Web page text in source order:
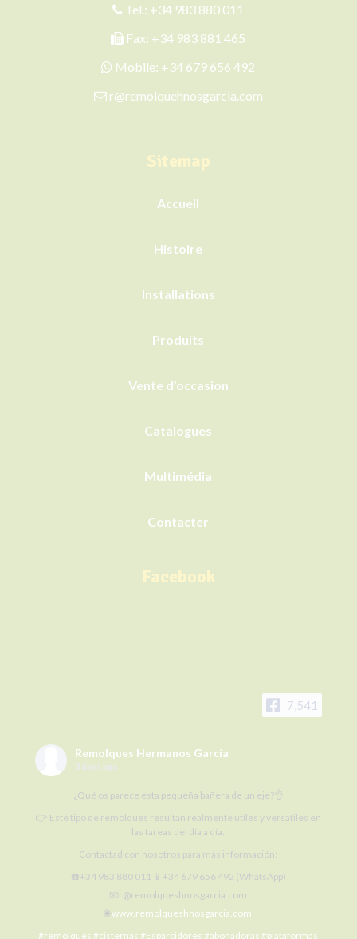
Tel.: +34 983 880 011
Fax: +34 983 881 465
Mobile: +34 679 656 492
r@remolquehnosgarcia.com
Sitemap
Accueil
Histoire
Installations
Produits
Vente d’occasion
Catalogues
Multimédia
Contacter
Facebook
7,541
Remolques Hermanos García
3 days ago
¿Qué os parece esta pequeña bañera de un eje?👌
👉 Este tipo de remolques resultan realmente útiles y versátiles en
las tareas del día a día.
Contactad con nosotros para más información:
☎️+34 983 880 011 📱+34 679 656 492 (WhatsApp)
📧r@remolqueshnosgarcia.com
🌐www.remolqueshnosgarcia.com
#remolques #cisternas #Esparcidores #abonadoras #plataformas